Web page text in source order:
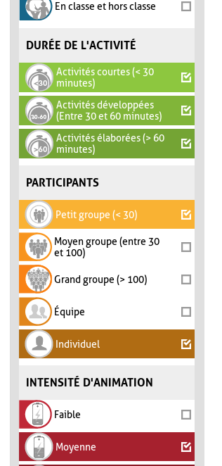
En classe et hors classe
DURÉE DE L'ACTIVITÉ
Activités courtes (< 30
minutes)
Activités développées
(Entre 30 et 60 minutes)
Activités élaborées (> 60
minutes)
PARTICIPANTS
Petit groupe (< 30)
Moyen groupe (entre 30
et 100)
Grand groupe (> 100)
Équipe
Individuel
INTENSITÉ D'ANIMATION
Faible
Moyenne